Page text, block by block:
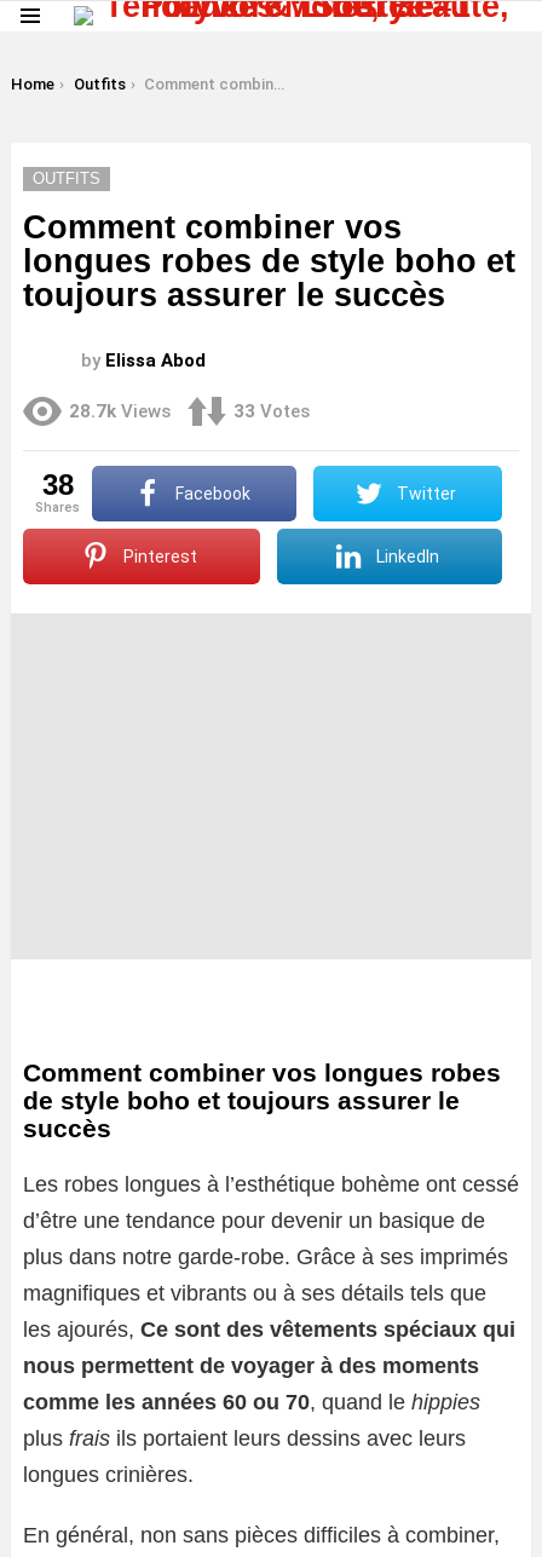
You are here:
Home Outfits Comment combiner vos longues robes de style boho et toujours assurer le succès
OUTFITS
Comment combiner vos
longues robes de style boho et
toujours assurer le succès
by Elissa Abod
28.7k Views 33 Votes
38
shares
Facebook Twitter
Pinterest LinkedIn
Comment combiner vos longues robes
de style boho et toujours assurer le
succès
Les robes longues à l’esthétique bohème ont cessé
d’être une tendance pour devenir un basique de
plus dans notre garde-robe. Grâce à ses imprimés
magnifiques et vibrants ou à ses détails tels que
les ajourés, Ce sont des vêtements spéciaux qui
nous permettent de voyager à des moments
comme les années 60 ou 70, quand le hippies
plus frais ils portaient leurs dessins avec leurs
longues crinières.
En général, non sans pièces difficiles à combiner,